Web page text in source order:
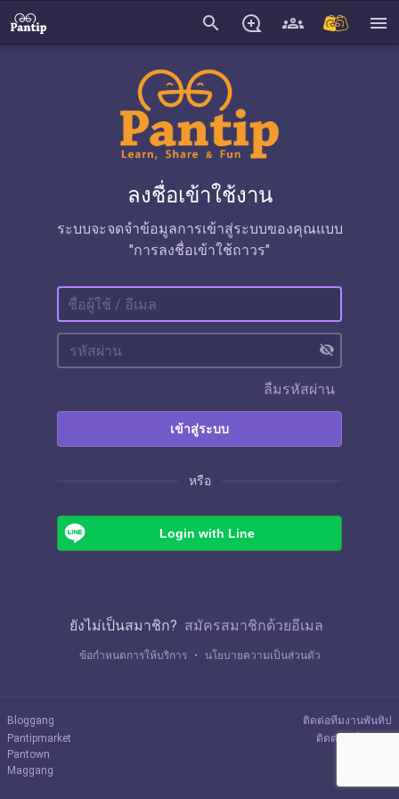
search menu
ลงชื่อเข้าใช้งาน
ระบบจะจดจำข้อมูลการเข้าสู่ระบบของคุณแบบ
"การลงชื่อเข้าใช้ถาวร"
visibility_off
ลืมรหัสผ่าน
เข้าสู่ระบบ
หรือ
Login with Line
ยังไม่เป็นสมาชิก? สมัครสมาชิกด้วยอีเมล
ข้อกำหนดการให้บริการ ・ นโยบายความเป็นส่วนตัว
Bloggang
Pantipmarket
Pantown
Maggang
ติดต่อทีมงานพันทิป
ติดต่อลงโฆษณา